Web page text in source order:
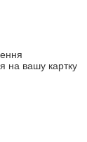
на вашу картку